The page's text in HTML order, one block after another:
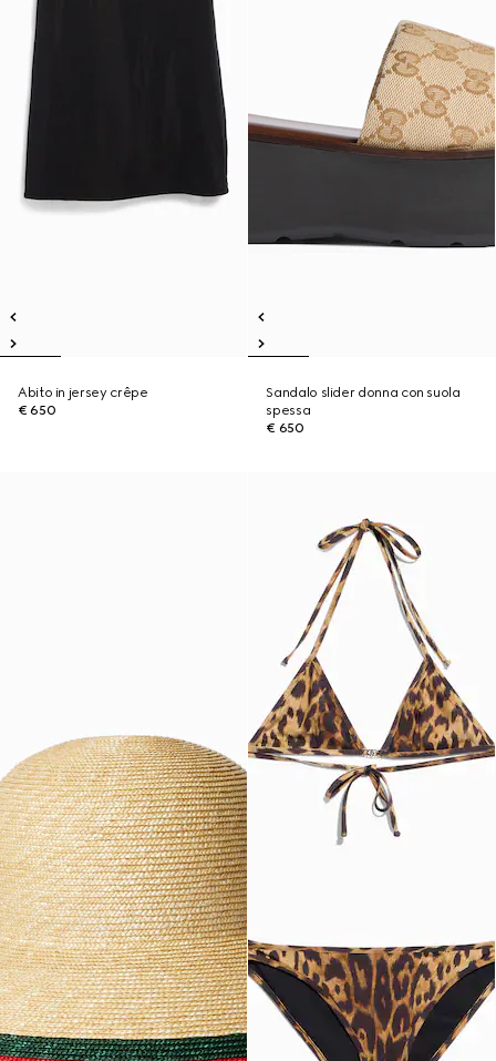
Abito in jersey crêpe
€ 650
Sandalo slider donna con suola
spessa
€ 650